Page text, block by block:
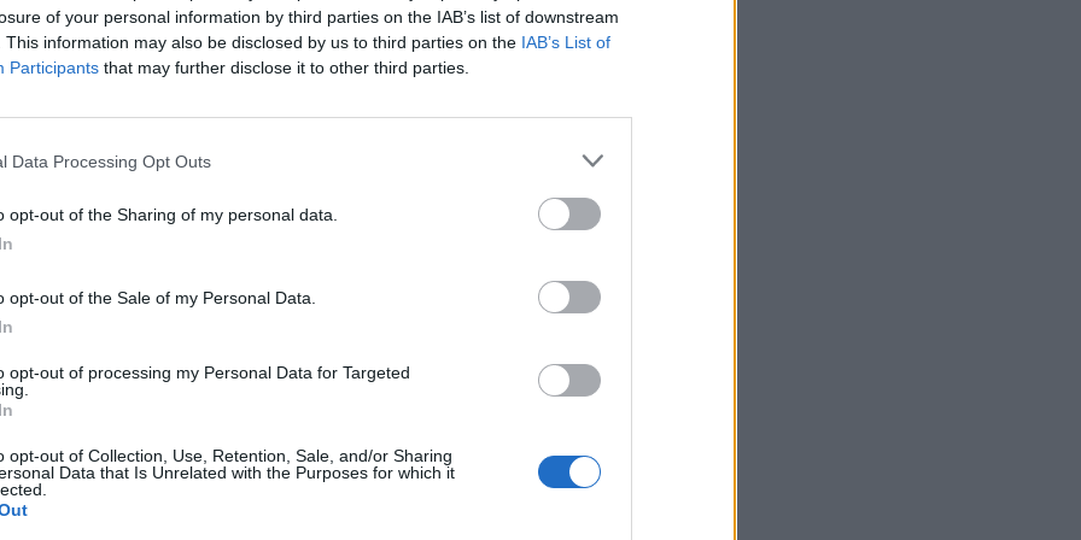
of your personal information by third parties on the IAB’s list of downstream
This information may also be disclosed by us to third parties on the IAB’s List of
Participants that may further disclose it to other third parties.
Data Processing Opt Outs
opt-out of the Sharing of my personal data.
opt-out of the Sale of my Personal Data.
opt-out of processing my Personal Data for Targeted
opt-out of Collection, Use, Retention, Sale, and/or Sharing
Data that Is Unrelated with the Purposes for which it
redução do consumo de água no
Algarve
Vida. Reduza o seu consumo porque todas as gotas
Universidade do Minho revela, amanhã,
aquática da região
Agência Portuguesa do Ambiente, ICNF e CCDR-N,
entre outros